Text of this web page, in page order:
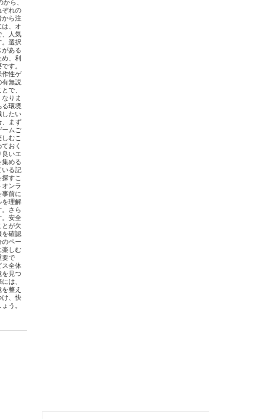
ら、
ぞれの
ら注
は、オ
、人気
選択
ある
、利
す。
作性ゲ
無説
で、
りま
環境
したい
、まず
ームご
むこ
おく
良いエ
集める
いる記
すこ
ンラ
前に
を理解
さら
。安全
とが欠
を確認
ペー
楽しむ
要で
ス全体
見つ
は、
整え
け、快
う。